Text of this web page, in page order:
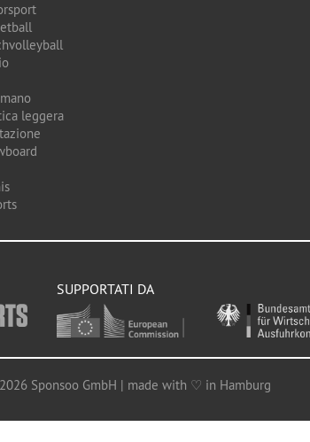
leggera
SUPPORTATI DA
Sponsoo GmbH | made with ♡ in Hamburg